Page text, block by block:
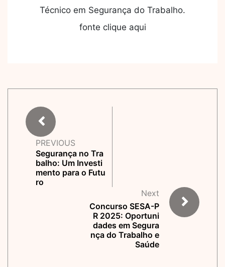
Técnico em Segurança do Trabalho.
fonte clique aqui
PREVIOUS
Segurança no Tra
balho: Um Investi
mento para o Futu
ro
Next
Concurso SESA-P
R 2025: Oportuni
dades em Segura
nça do Trabalho e
Saúde